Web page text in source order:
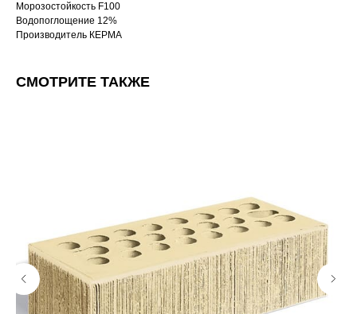
Морозостойкость F100
Водопоглощение 12%
Производитель КЕРМА
СМОТРИТЕ ТАКЖЕ